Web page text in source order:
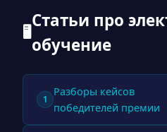
🖥
Статьи про
обучение
1
Разборы кейсов
победителей премии